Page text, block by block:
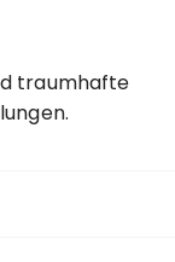
traumhafte